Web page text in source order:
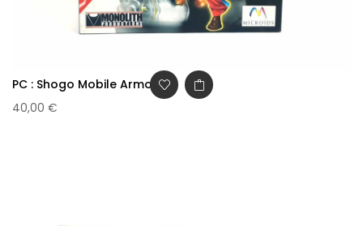
PC : Shogo Mobile Armor...
40,00 €